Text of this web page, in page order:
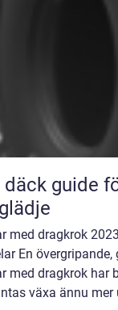
grepp, säkerhet och
med dragkrok
En
med dragkrok har
växa ännu mer